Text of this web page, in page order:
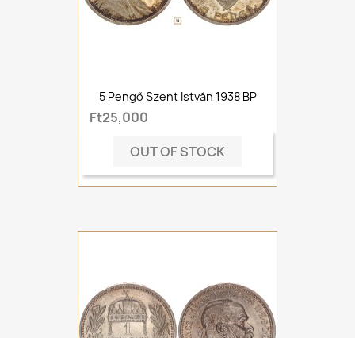
5 Pengő Szent István 1938 BP
Ft25,000
OUT OF STOCK